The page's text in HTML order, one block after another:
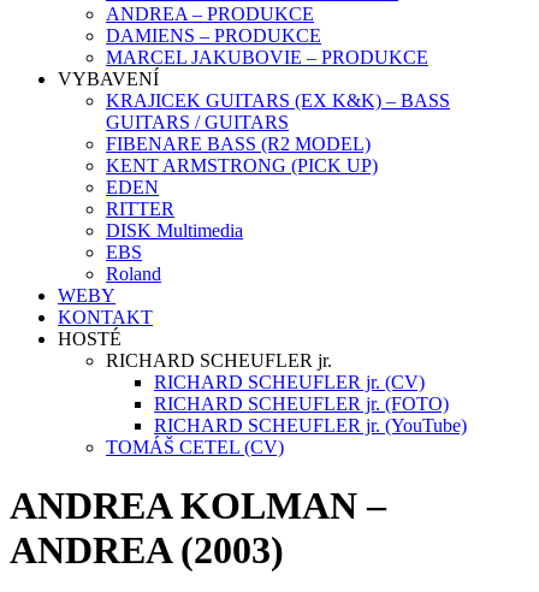
ANDREA – PRODUKCE
DAMIENS – PRODUKCE
MARCEL JAKUBOVIE – PRODUKCE
VYBAVENÍ
KRAJICEK GUITARS (EX K&K) – BASS
GUITARS / GUITARS
FIBENARE BASS (R2 MODEL)
KENT ARMSTRONG (PICK UP)
EDEN
RITTER
DISK Multimedia
EBS
Roland
WEBY
KONTAKT
HOSTÉ
RICHARD SCHEUFLER jr.
RICHARD SCHEUFLER jr. (CV)
RICHARD SCHEUFLER jr. (FOTO)
RICHARD SCHEUFLER jr. (YouTube)
TOMÁŠ CETEL (CV)
ANDREA KOLMAN –
ANDREA (2003)